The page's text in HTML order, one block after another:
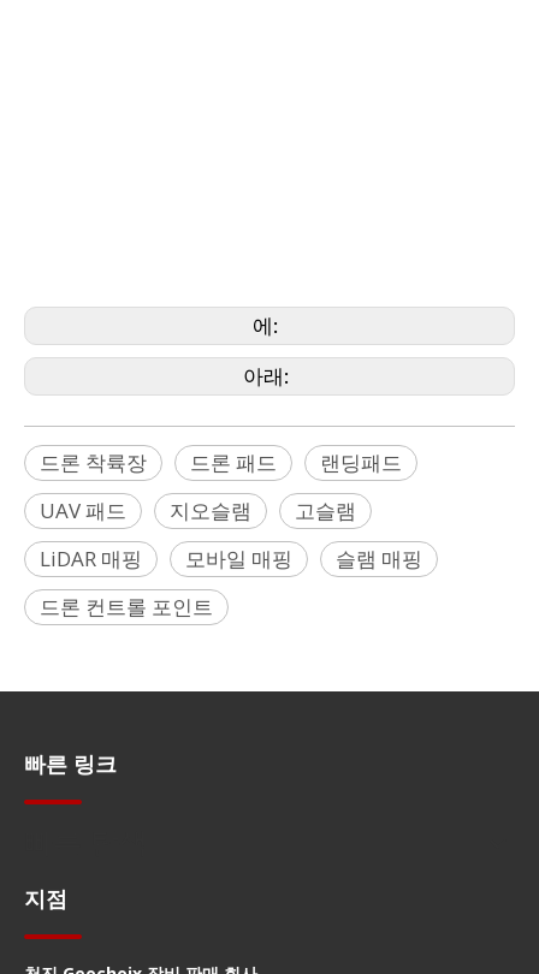
에:
아래:
드론 착륙장 드론 패드
랜딩패드
UAV 패드
지오슬램
고슬램
LiDAR 매핑
모바일 매핑
슬램 매핑
드론 컨트롤 포인트
빠른 링크
지점